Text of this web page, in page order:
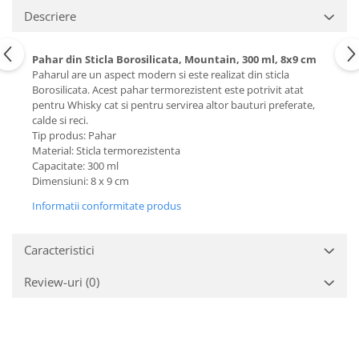
Descriere
Pahar din Sticla Borosilicata, Mountain, 300 ml, 8x9 cm
Paharul are un aspect modern si este realizat din sticla
Borosilicata. Acest pahar termorezistent este potrivit atat
pentru Whisky cat si pentru servirea altor bauturi preferate,
calde si reci.
Tip produs: Pahar
Material: Sticla termorezistenta
Capacitate: 300 ml
Dimensiuni: 8 x 9 cm
Informatii conformitate produs
Caracteristici
Review-uri (0)